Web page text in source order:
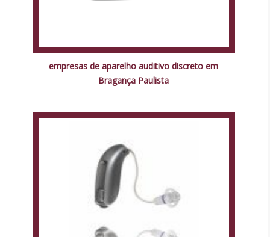
empresas de aparelho auditivo discreto em
Bragança Paulista